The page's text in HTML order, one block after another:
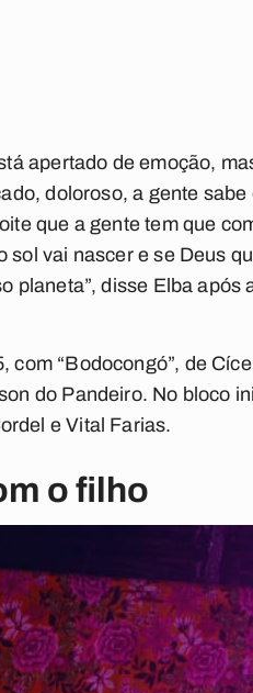
apertado de emoção,
doloroso, a gente
que a gente tem que
sol vai nascer e se Deus
planeta”, disse Elba
com “Bodocongó”, de
do Pandeiro. No bloco
e Vital Farias.
o filho